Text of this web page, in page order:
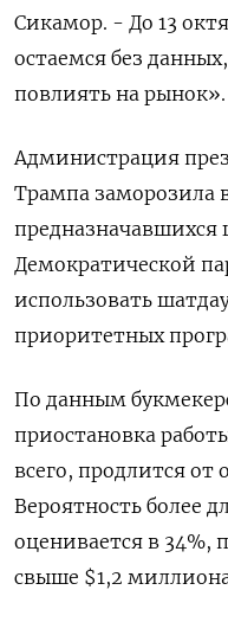
Сикамор. - До 13
остаемся без
повлиять на рынок».
Администрация
Трампа заморозила
Демократической
использовать
приоритетных
По данным
приостановка
всего, продлится от
Вероятность более
оценивается в 34%,
свыше $1,2